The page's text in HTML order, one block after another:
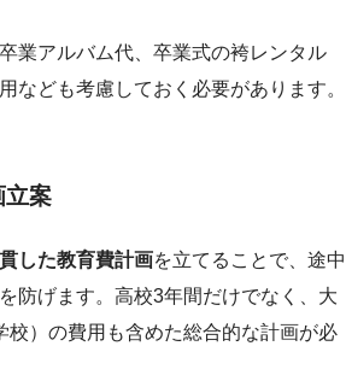
業アルバム代、卒業式の袴レンタル
なども考慮しておく必要があります。
立案
した教育費計画を立てることで、途中
防げます。高校3年間だけでなく、大
校）の費用も含めた総合的な計画が必